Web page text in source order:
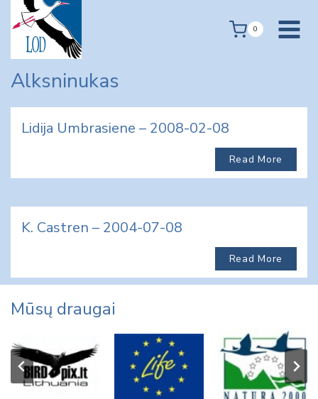
content
0
Alksninukas
Lidija Umbrasiene – 2008-02-08
Read More
K. Castren – 2004-07-08
Read More
Mūsų draugai